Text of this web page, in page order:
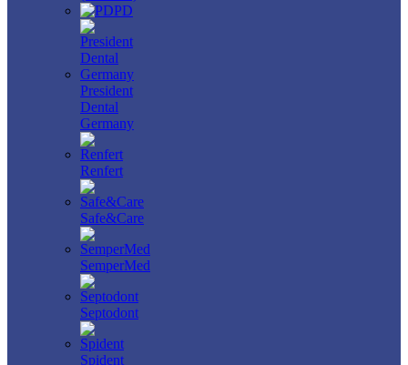
PD
President
Dental
Germany
Renfert
Safe&Care
SemperMed
Septodont
Spident